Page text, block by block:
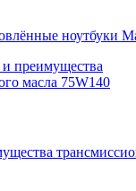
ноутбуки